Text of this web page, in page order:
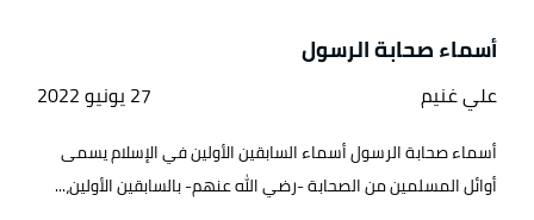
أسماء صحابة الرسول
علي غنيم 27 يونيو 2022
أسماء صحابة الرسول أسماء السابقين الأولين في الإسلام يسمى
أوائل المسلمين من الصحابة -رضي الله عنهم- بالسابقين الأولين،...